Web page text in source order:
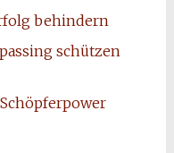
behindern
schützen